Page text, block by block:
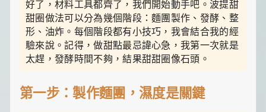
好了，材料工具都齊了，我們開始動手吧。波提甜
甜圈做法可以分為幾個階段：麵團製作、發酵、整
形、油炸。每個階段都有小技巧，我會結合我的經
驗來說。記得，做甜點最忌諱心急，我第一次就是
太趕，發酵時間不夠，結果甜甜圈像石頭。
第一步：製作麵團，濕度是關鍵